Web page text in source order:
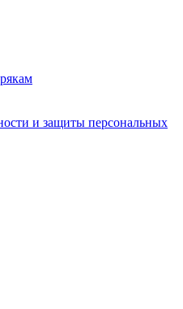
и защиты персональных